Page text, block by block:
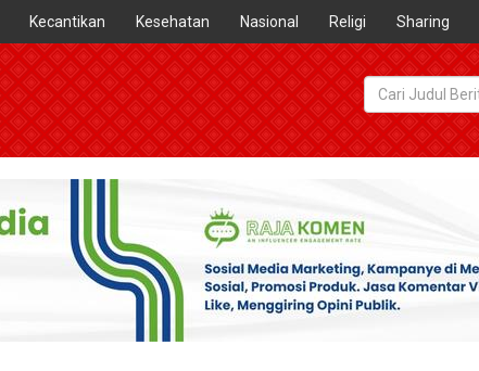
Kecantikan Kesehatan Nasional Religi Sharing